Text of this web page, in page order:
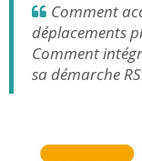
Comment
déplacements
Comment
sa démarche